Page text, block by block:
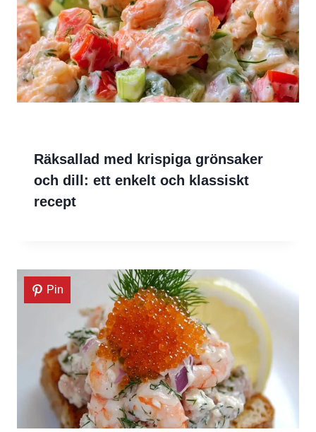
Räksallad med krispiga grönsaker
och dill: ett enkelt och klassiskt
recept
Pin